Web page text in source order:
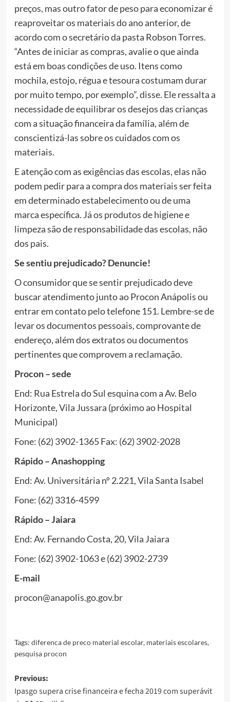
preços, mas outro fator de peso para economizar é
reaproveitar os materiais do ano anterior, de
acordo com o secretário da pasta Robson Torres.
“Antes de iniciar as compras, avalie o que ainda
está em boas condições de uso. Itens como
mochila, estojo, régua e tesoura costumam durar
por muito tempo, por exemplo”, disse. Ele ressalta a
necessidade de equilibrar os desejos das crianças
com a situação financeira da família, além de
conscientizá-las sobre os cuidados com os
materiais.
E atenção com as exigências das escolas, elas não
podem pedir para a compra dos materiais ser feita
em determinado estabelecimento ou de uma
marca específica. Já os produtos de higiene e
limpeza são de responsabilidade das escolas, não
dos pais.
Se sentiu prejudicado? Denuncie!
O consumidor que se sentir prejudicado deve
buscar atendimento junto ao Procon Anápolis ou
entrar em contato pelo telefone 151. Lembre-se de
levar os documentos pessoais, comprovante de
endereço, além dos extratos ou documentos
pertinentes que comprovem a reclamação.
Procon – sede
End: Rua Estrela do Sul esquina com a Av. Belo
Horizonte, Vila Jussara (próximo ao Hospital
Municipal)
Fone: (62) 3902-1365 Fax: (62) 3902-2028
Rápido – Anashopping
End: Av. Universitária nº 2.221, Vila Santa Isabel
Fone: (62) 3316-4599
Rápido – Jaiara
End: Av. Fernando Costa, 20, Vila Jaiara
Fone: (62) 3902-1063 e (62) 3902-2739
E-mail
procon@anapolis.go.gov.br
Tags: diferenca de preco material escolar, materiais escolares,
pesquisa procon
Post
navigation
Previous:
Ipasgo supera crise financeira e fecha 2019 com superávit